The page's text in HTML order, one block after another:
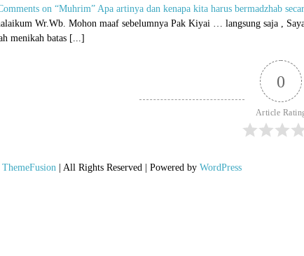
on “Muhrim” Apa artinya dan kenapa kita harus bermadzhab
Wr.Wb. Mohon maaf sebelumnya Pak Kiyai … langsung saja ,
menikah batas [...]
0
Article
ThemeFusion | All Rights Reserved | Powered by WordPress